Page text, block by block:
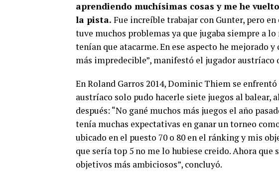
aprendiendo muchísimas cosas y me he
la pista. Fue increíble trabajar con Gunter, pero
tuve muchos problemas ya que jugaba siempre a
tenían que atacarme. En ese aspecto he mejorado
más impredecible”, manifestó el jugador austríaco
En Roland Garros 2014, Dominic Thiem se
austríaco solo pudo hacerle siete juegos al balear,
después: “No gané muchos más juegos el año
tenía muchas expectativas en ganar un torneo
ubicado en el puesto 70 o 80 en el ránking y mis
que sería top 5 no me lo hubiese creido. Ahora
objetivos más ambiciosos”, concluyó.